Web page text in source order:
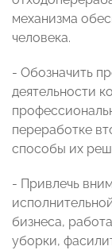
механизма
человека.
- Обозначить
деятельности
переработке
способы их
- Привлечь
бизнеса,
уборки,